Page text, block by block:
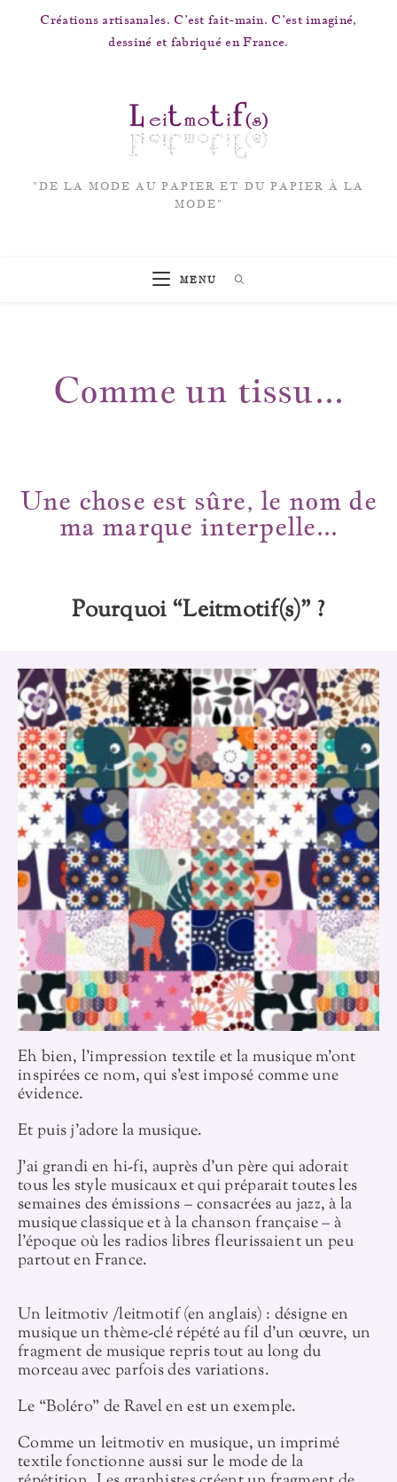
Créations artisanales. C’est fait-main. C’est imaginé,
dessiné et fabriqué en France.
"DE LA MODE AU PAPIER ET DU PAPIER À LA
MODE"
MENU
Comme un tissu...
Une chose est sûre, le nom de
ma marque interpelle...
Pourquoi “Leitmotif(s)” ?
Eh bien, l’impression textile et la musique m’ont
inspirées ce nom, qui s’est imposé comme une
évidence.
Et puis j’adore la musique.
J’ai grandi en hi-fi, auprès d’un père qui adorait
tous les style musicaux et qui préparait toutes les
semaines des émissions – consacrées au jazz, à la
musique classique et à la chanson française – à
l’époque où les radios libres fleurissaient un peu
partout en France.
Un leitmotiv /leitmotif (en anglais) : désigne en
musique un thème-clé répété au fil d’un œuvre, un
fragment de musique repris tout au long du
morceau avec parfois des variations.
Le “Boléro” de Ravel en est un exemple.
Comme un leitmotiv en musique, un imprimé
textile fonctionne aussi sur le mode de la